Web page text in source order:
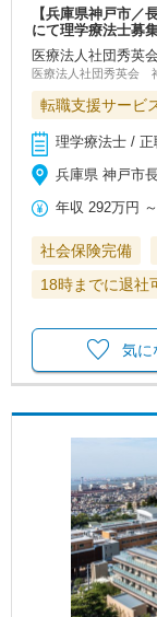
【兵庫県神戸市
にて理学療法士募
医療法人社団秀英
医療法人社団秀英会
転職支援サービ
理学療法士 / 正
兵庫県 神戸市
年収 292万円
社会保険完備
18時までに退社
気に